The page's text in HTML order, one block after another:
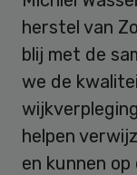
herstel van
blij met de
we de
helpen
en kunnen